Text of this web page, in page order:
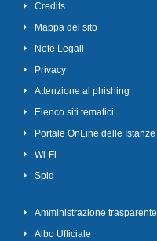
Credits
Mappa del sito
Note Legali
Privacy
Attenzione al phishing
Elenco siti tematici
Portale OnLine delle Istanze
Wi-Fi
Spid
Amministrazione trasparente
Albo Ufficiale